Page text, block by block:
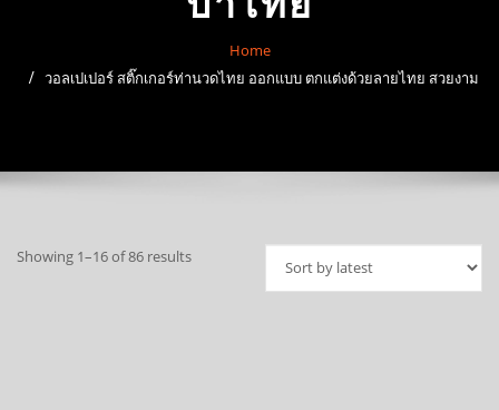
Home
วอลเปเปอร์ สติ๊กเกอร์ท่านวดไทย ออกแบบ ตกแต่งด้วยลายไทย สวยงาม
Showing 1–16 of 86 resultsSorted